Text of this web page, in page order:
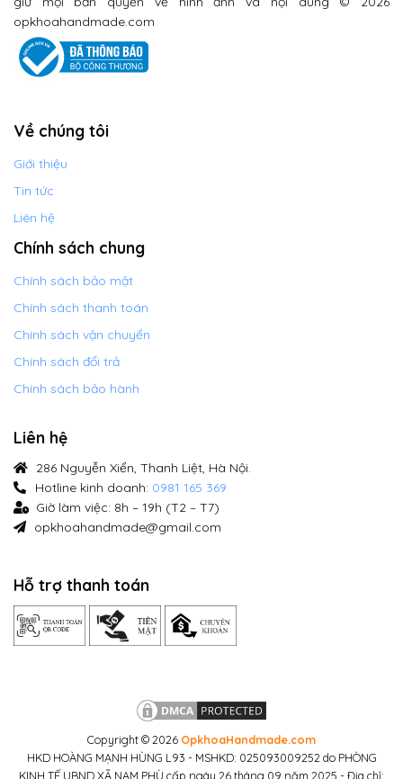
opkhoahandmade.com
Về chúng tôi
Giới thiệu
Tin tức
Liên hệ
Chính sách chung
Chính sách bảo mật
Chính sách thanh toán
Chính sách vận chuyển
Chính sách đổi trả
Chính sách bảo hành
Liên hệ
286 Nguyễn Xiển, Thanh Liệt, Hà Nội.
Hotline kinh doanh: 0981 165 369
Giờ làm việc: 8h – 19h (T2 – T7)
opkhoahandmade@gmail.com
Hỗ trợ thanh toán
Copyright © 2026 OpkhoaHandmade.com
HKD HOÀNG MẠNH HÙNG L93 - MSHKD: 025093009252 do PHÒNG
KINH TẾ UBND XÃ NAM PHÙ cấp ngày 26 tháng 09 năm 2025 - Địa chỉ: